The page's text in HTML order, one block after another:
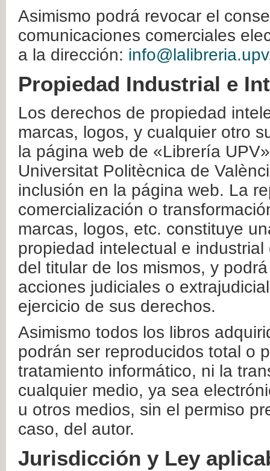
Asimismo podrá revocar el
comunicaciones comerciales
a la dirección:
Propiedad Industrial e
Los derechos de propiedad
marcas, logos, y cualquier otro
la página web de «Librería
Universitat Politècnica de
inclusión en la página web. La
comercialización o
marcas, logos, etc. constituye
propiedad intelectual e
del titular de los mismos, y
acciones judiciales o
ejercicio de sus derechos.
Asimismo todos los libros
podrán ser reproducidos total o
tratamiento informático, ni la
cualquier medio, ya sea
u otros medios, sin el permiso
caso, del autor.
Jurisdicción y Ley